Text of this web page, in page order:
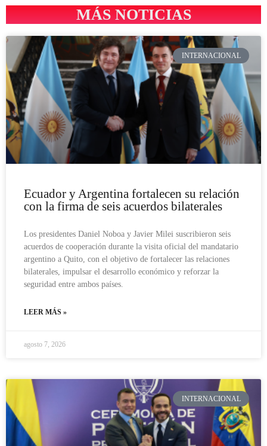
MÁS NOTICIAS
INTERNACIONAL
Ecuador y Argentina fortalecen su relación
con la firma de seis acuerdos bilaterales
Los presidentes Daniel Noboa y Javier Milei suscribieron seis
acuerdos de cooperación durante la visita oficial del mandatario
argentino a Quito, con el objetivo de fortalecer las relaciones
bilaterales, impulsar el desarrollo económico y reforzar la
seguridad entre ambos países.
LEER MÁS »
agosto 7, 2026
INTERNACIONAL